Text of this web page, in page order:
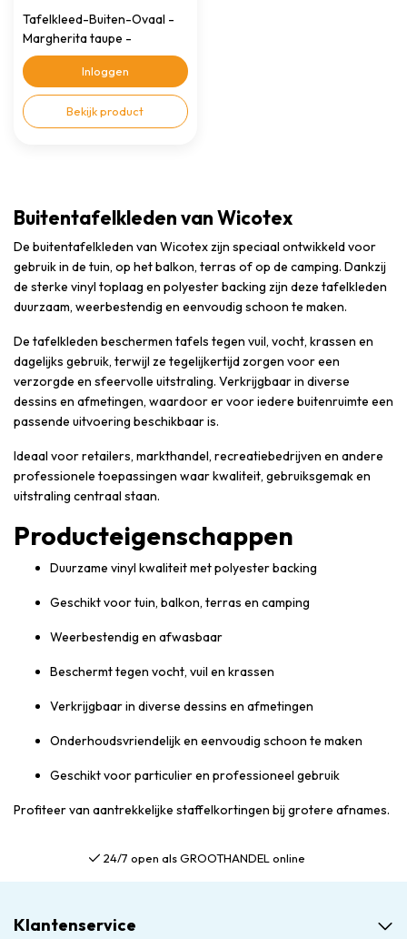
Tafelkleed-Buiten-Ovaal -
Margherita taupe -
140x180cm
Inloggen
Bekijk product
Buitentafelkleden van Wicotex
De buitentafelkleden van Wicotex zijn speciaal ontwikkeld voor
gebruik in de tuin, op het balkon, terras of op de camping. Dankzij
de sterke vinyl toplaag en polyester backing zijn deze tafelkleden
duurzaam, weerbestendig en eenvoudig schoon te maken.
De tafelkleden beschermen tafels tegen vuil, vocht, krassen en
dagelijks gebruik, terwijl ze tegelijkertijd zorgen voor een
verzorgde en sfeervolle uitstraling. Verkrijgbaar in diverse
dessins en afmetingen, waardoor er voor iedere buitenruimte een
passende uitvoering beschikbaar is.
Ideaal voor retailers, markthandel, recreatiebedrijven en andere
professionele toepassingen waar kwaliteit, gebruiksgemak en
uitstraling centraal staan.
Producteigenschappen
Duurzame vinyl kwaliteit met polyester backing
Geschikt voor tuin, balkon, terras en camping
Weerbestendig en afwasbaar
Beschermt tegen vocht, vuil en krassen
Verkrijgbaar in diverse dessins en afmetingen
Onderhoudsvriendelijk en eenvoudig schoon te maken
Geschikt voor particulier en professioneel gebruik
Profiteer van aantrekkelijke staffelkortingen bij grotere afnames.
24/7 open als GROOTHANDEL online
Klantenservice